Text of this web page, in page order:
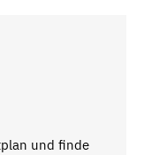
und finde